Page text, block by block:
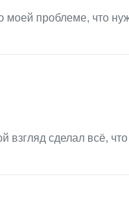
моей проблеме, что
взгляд сделал всё, что